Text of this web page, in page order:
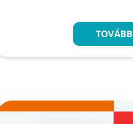
TOVÁBB